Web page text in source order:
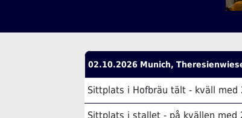
02.10.2026 Munich,
Sittplats i Hofbräu tält - kväll med
Sittplats i stallet - på kvällen med